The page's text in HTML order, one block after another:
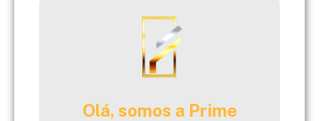
Olá, somos a Prime